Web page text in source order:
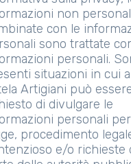
non
con le
sono trattate
personali.
situazioni in cui a
Artigiani può
di divulgare le
personali per
procedimento
e/o richieste